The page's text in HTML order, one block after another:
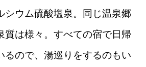
シウム硫酸塩泉。同じ温泉郷
質は様々。すべての宿で日帰
るので、湯巡りをするのもい